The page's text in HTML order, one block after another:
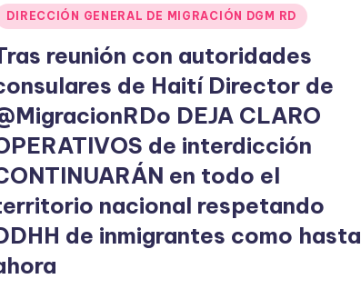
DIRECCIÓN GENERAL DE MIGRACIÓN DGM RD
reunión con autoridades
de Haití Director de
DEJA CLARO
de interdicción
en todo el
nacional respetando
de inmigrantes como hasta